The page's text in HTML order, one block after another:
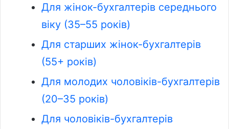
Для жінок-бухгалтерів середнього
віку (35–55 років)
Для старших жінок-бухгалтерів
(55+ років)
Для молодих чоловіків-бухгалтерів
(20–35 років)
Для чоловіків-бухгалтерів